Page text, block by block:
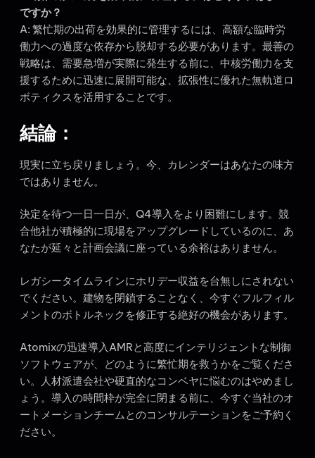
ですか？
A: 繁忙期の出荷を効果的に管理するには、高額な臨時労
働力への過度な依存から脱却する必要があります。最善の
戦略は、需要急増が実際に発生する前に、中核労働力を支
援するために迅速に展開可能な、拡張性に優れた無軌道ロ
ボティクスを活用することです。
結論：
現実に立ち戻りましょう。今、カレンダーはあなたの味方
ではありません。
決定を待つ一日一日が、Q4導入をより困難にします。競
合他社が積極的に現場をアップグレードしているのに、あ
なたが延々と計画会議に座っている余裕はありません。
レガシータイムラインにホリデー収益を台無しにされない
でください。建物を閉鎖することなく、今すぐフルフィル
メントのボトルネックを修正する絶好の機会があります。
Atomixの迅速導入AMRと高度にインテリジェントな制御
ソフトウェアが、どのように繁忙期を救うかをご覧くださ
い。人材派遣会社や硬直的なコンベヤに悩むのはやめまし
ょう。導入の時間枠が完全に閉まる前に、今すぐ当社のオ
ートメーションチームとのコンサルテーションをご予約く
ださい。